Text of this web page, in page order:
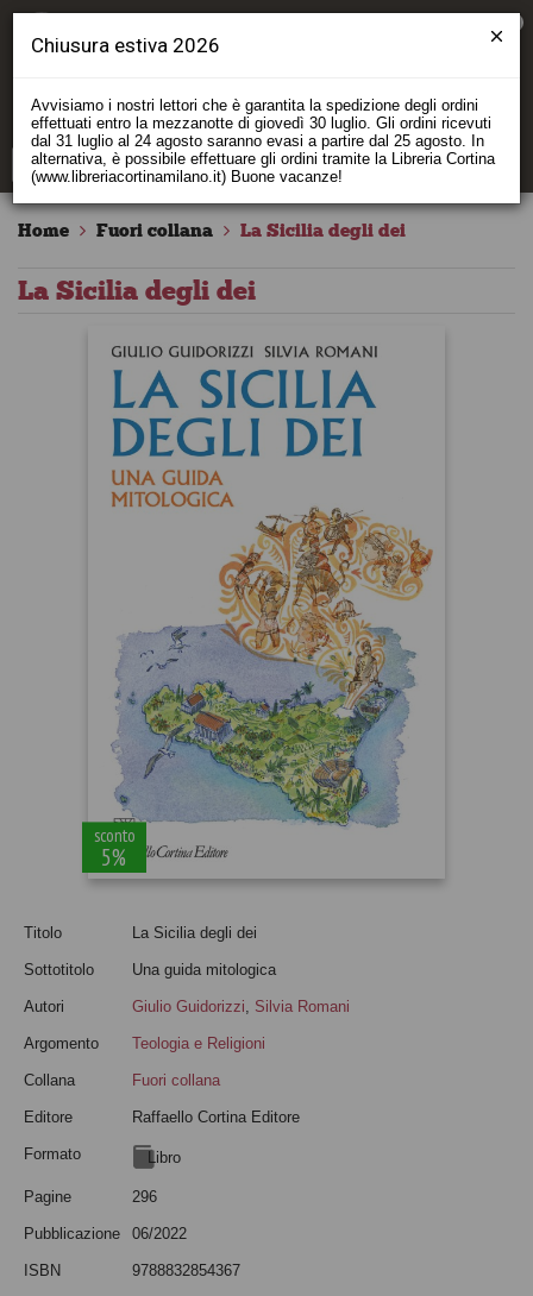
Home Fuori collana La Sicilia degli dei
La Sicilia degli dei
sconto
5%
Titolo La Sicilia degli dei
Sottotitolo Una guida mitologica
Autori Giulio Guidorizzi, Silvia Romani
Argomento Teologia e Religioni
Collana Fuori collana
Editore Raffaello Cortina Editore
Formato Libro
Pagine 296
Pubblicazione 06/2022
ISBN 9788832854367
Chiusura estiva 2026
Avvisiamo i nostri lettori che è garantita la spedizione degli ordini
effettuati entro la mezzanotte di giovedì 30 luglio. Gli ordini ricevuti
dal 31 luglio al 24 agosto saranno evasi a partire dal 25 agosto. In
alternativa, è possibile effettuare gli ordini tramite la Libreria Cortina
(www.libreriacortinamilano.it) Buone vacanze!